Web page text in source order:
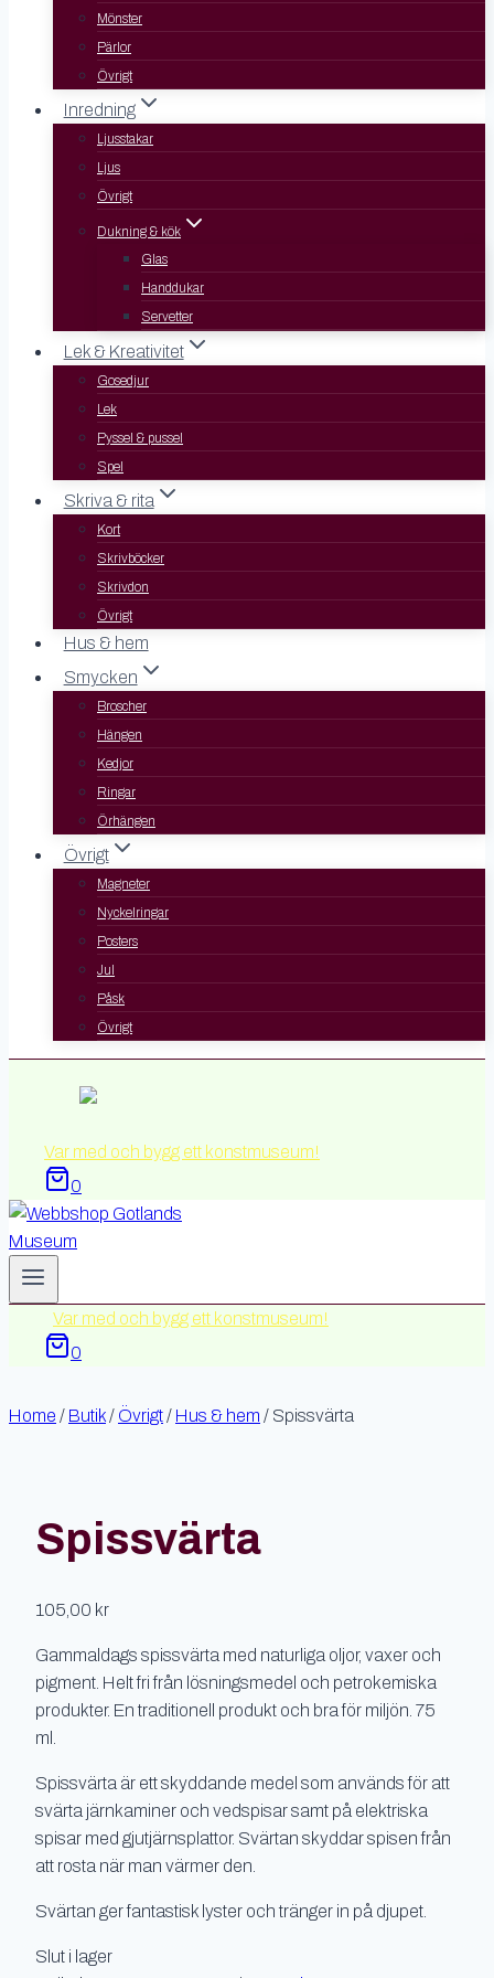
Mönster
Pärlor
Övrigt
Inredning
Ljusstakar
Ljus
Övrigt
Dukning & kök
Glas
Handdukar
Servetter
Lek & Kreativitet
Gosedjur
Lek
Pyssel & pussel
Spel
Skriva & rita
Kort
Skrivböcker
Skrivdon
Övrigt
Hus & hem
Smycken
Broscher
Hängen
Kedjor
Ringar
Örhängen
Övrigt
Magneter
Nyckelringar
Posters
Jul
Påsk
Övrigt
Var med och bygg ett konstmuseum!
0
Var med och bygg ett konstmuseum!
0
Home / Butik/ Övrigt/ Hus & hem / Spissvärta
Spissvärta
105,00 kr
Gammaldags spissvärta med naturliga oljor, vaxer och
pigment. Helt fri från lösningsmedel och petrokemiska
produkter. En traditionell produkt och bra för miljön. 75
ml.
Spissvärta är ett skyddande medel som används för att
svärta järnkaminer och vedspisar samt på elektriska
spisar med gjutjärnsplattor. Svärtan skyddar spisen från
att rosta när man värmer den.
Svärtan ger fantastisk lyster och tränger in på djupet.
Slut i lager